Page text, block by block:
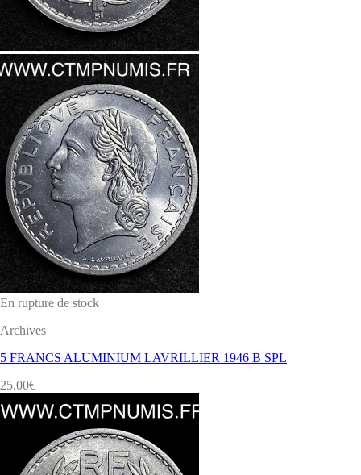
En rupture de stock
Archives
5 FRANCS ALUMINIUM LAVRILLIER 1946 B SPL
25.00€